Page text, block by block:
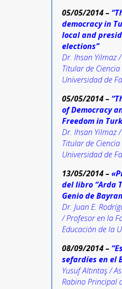
05/05/2014 –
democracy in
local and
elections”
Dr. Ihsan Yilmaz
Titular de
Universidad de
05/05/2014 –
of Democracy
Freedom in
Dr. Ihsan Yilmaz
Titular de
Universidad de
13/05/2014 –«P
del libro “Arda
Genio de
Dr. Juan E.
/ Profesor en la
Educación de la
08/09/2014 –
sefardíes en el
Yusuf Altıntaş /
Rabino Principal